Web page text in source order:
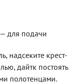
для подачи
надсеките крест-
дайтк постоять
полотенцами.